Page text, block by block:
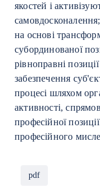
якостей і
самовдосконалення;
на основі
субординованої
рівноправні
забезпечення
процесі шляхом
активності,
професійної
професійного
pdf